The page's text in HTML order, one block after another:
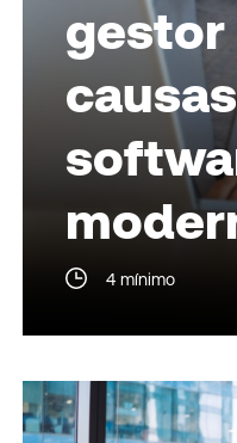
gestor
4 mínimo